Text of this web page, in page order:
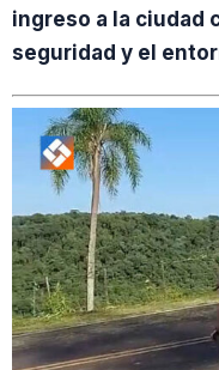
ingreso a la ciudad
seguridad y el